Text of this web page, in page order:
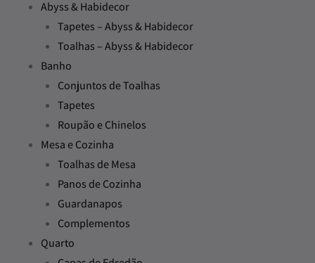
Abyss & Habidecor
Tapetes – Abyss & Habidecor
Toalhas – Abyss & Habidecor
Banho
Conjuntos de Toalhas
Tapetes
Roupão e Chinelos
Mesa e Cozinha
Toalhas de Mesa
Panos de Cozinha
Guardanapos
Complementos
Quarto